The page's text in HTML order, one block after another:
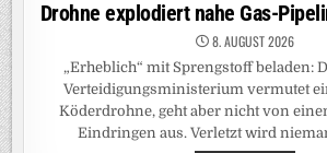
Drohne explodiert nahe Gas-
8. AUGUST 2026
„Erheblich“ mit Sprengstoff beladen:
Verteidigungsministerium vermutet
Köderdrohne, geht aber nicht von
Eindringen aus. Verletzt wird